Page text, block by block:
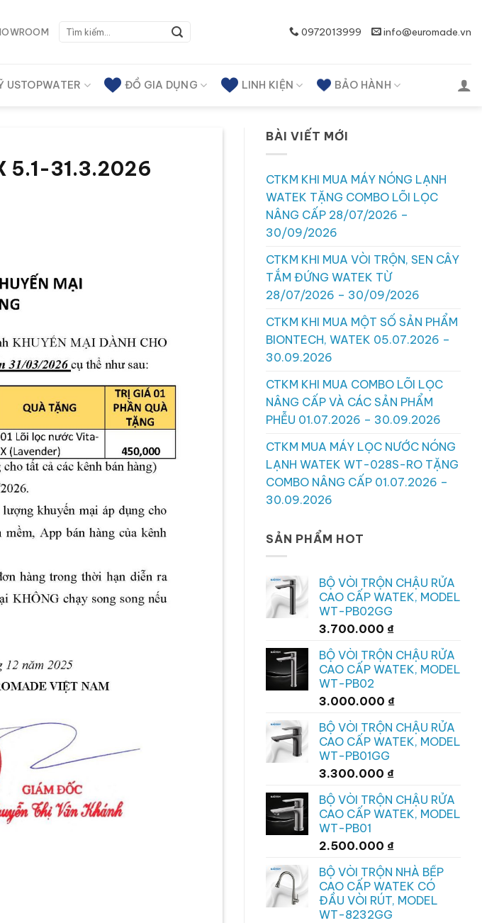
Tìm
0972013999 info@euromade.vn
USTOPWATER ĐỒ GIA DỤNG LINH KIỆN BẢO HÀNH
5.1-31.3.2026
BÀI VIẾT MỚI
CTKM KHI MUA MÁY NÓNG LẠNH
WATEK TẶNG COMBO LÕI LỌC
NÂNG CẤP 28/07/2026 –
30/09/2026
CTKM KHI MUA VÒI TRỘN, SEN CÂY
TẮM ĐỨNG WATEK TỪ
28/07/2026 – 30/09/2026
CTKM KHI MUA MỘT SỐ SẢN PHẨM
BIONTECH, WATEK 05.07.2026 –
30.09.2026
CTKM KHI MUA COMBO LÕI LỌC
NÂNG CẤP VÀ CÁC SẢN PHẨM
PHỄU 01.07.2026 – 30.09.2026
CTKM MUA MÁY LỌC NƯỚC NÓNG
LẠNH WATEK WT-028S-RO TẶNG
COMBO NÂNG CẤP 01.07.2026 –
30.09.2026
SẢN PHẨM HOT
BỘ VÒI TRỘN CHẬU RỬA
CAO CẤP WATEK, MODEL
WT-PB02GG
3.700.000 ₫
BỘ VÒI TRỘN CHẬU RỬA
CAO CẤP WATEK, MODEL
WT-PB02
3.000.000 ₫
BỘ VÒI TRỘN CHẬU RỬA
CAO CẤP WATEK, MODEL
WT-PB01GG
3.300.000 ₫
BỘ VÒI TRỘN CHẬU RỬA
CAO CẤP WATEK, MODEL
WT-PB01
2.500.000 ₫
BỘ VÒI TRỘN NHÀ BẾP
CAO CẤP WATEK CÓ
ĐẦU VÒI RÚT, MODEL
WT-8232GG